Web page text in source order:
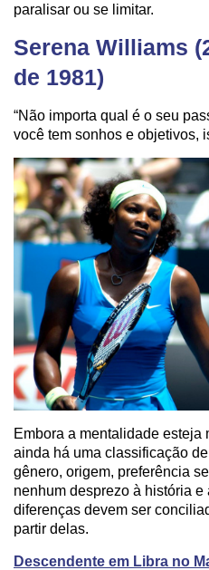
paralisar ou se limitar.
Serena Williams
de 1981)
“Não importa qual é o seu
você tem sonhos e objetivos,
Embora a mentalidade esteja
ainda há uma classificação
gênero, origem, preferência
nenhum desprezo à história
diferenças devem ser
partir delas.
Descendente em Libra no